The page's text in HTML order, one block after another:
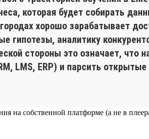
которая будет собирать
хорошо зарабатывает
гипотезы, аналитику
стороны это означает, что
LMS, ERP) и парсить
на собственной платформе (а не в